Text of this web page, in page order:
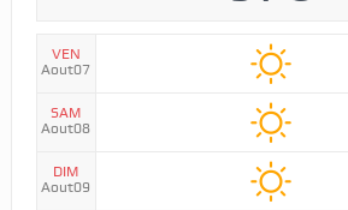
VEN
Aout07
SAM
Aout08
DIM
Aout09